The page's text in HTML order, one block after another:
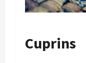
Cuprins